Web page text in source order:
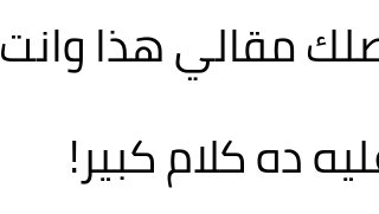
مقالي هذا وانت
ده كلام كبير!